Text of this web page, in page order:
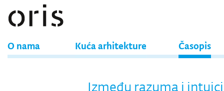
O nama Kuća arhitekture Časopis
Između razuma i